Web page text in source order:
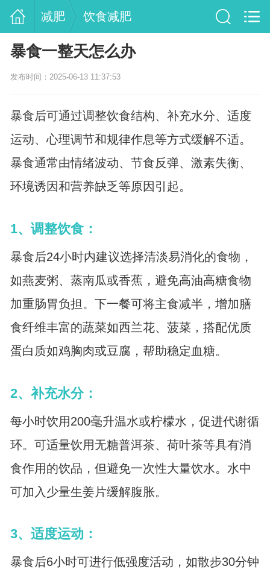
减肥 饮食减肥
暴食一整天怎么办
发布时间：2025-06-13 11:37:53
暴食后可通过调整饮食结构、补充水分、适度
运动、心理调节和规律作息等方式缓解不适。
暴食通常由情绪波动、节食反弹、激素失衡、
环境诱因和营养缺乏等原因引起。
1、调整饮食：
暴食后24小时内建议选择清淡易消化的食物，
如燕麦粥、蒸南瓜或香蕉，避免高油高糖食物
加重肠胃负担。下一餐可将主食减半，增加膳
食纤维丰富的蔬菜如西兰花、菠菜，搭配优质
蛋白质如鸡胸肉或豆腐，帮助稳定血糖。
2、补充水分：
每小时饮用200毫升温水或柠檬水，促进代谢循
环。可适量饮用无糖普洱茶、荷叶茶等具有消
食作用的饮品，但避免一次性大量饮水。水中
可加入少量生姜片缓解腹胀。
3、适度运动：
暴食后6小时可进行低强度活动，如散步30分钟